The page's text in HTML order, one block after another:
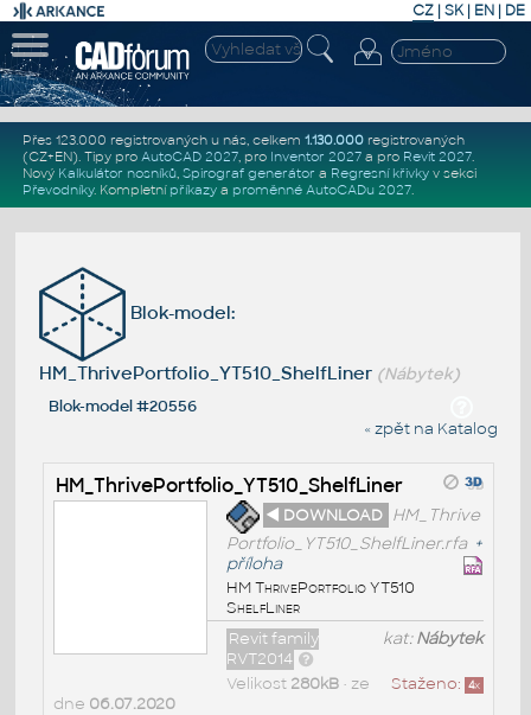
CZ | SK| EN | DE
Přes 123.000 registrovaných u nás, celkem 1.130.000registrovaných
(CZ+EN). Tipy pro AutoCAD 2027, pro Inventor 2027a pro Revit 2027.
Nový Kalkulátor nosníků, Spirograf generátor a Regresní křivkyv sekci
Převodníky. Kompletní příkazya proměnné AutoCADu 2027.
Blok-model:
HM_ThrivePortfolio_YT510_ShelfLiner (Nábytek)
Blok-model #20556
« zpět na Katalog
HM_ThrivePortfolio_YT510_ShelfLiner
◄ DOWNLOAD HM_Thrive
Portfolio_YT510_ShelfLiner.rfa +
příloha
HM ThrivePortfolio YT510
ShelfLiner
kat:Nábytek
Revit family
RVT2014
Staženo: 4x
Velikost 280kB• ze
dne 06.07.2020